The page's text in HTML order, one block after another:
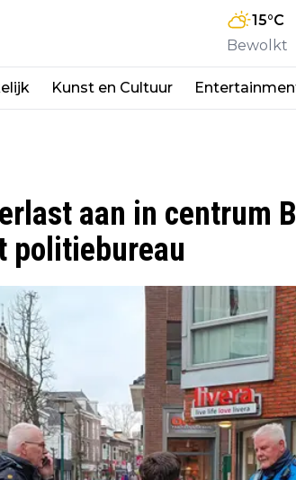
15°C
Bewolkt
Kunst en Cultuur
aan in centrum
politiebureau